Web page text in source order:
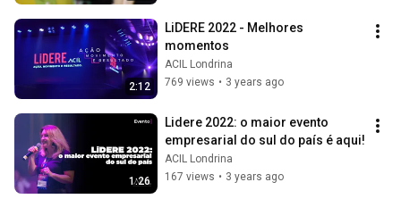
2:12
LiDERE 2022 - Melhores
momentos
ACIL Londrina
769 views • 3 years ago
1:26
Lidere 2022: o maior evento
empresarial do sul do país é aqui!
ACIL Londrina
167 views • 3 years ago